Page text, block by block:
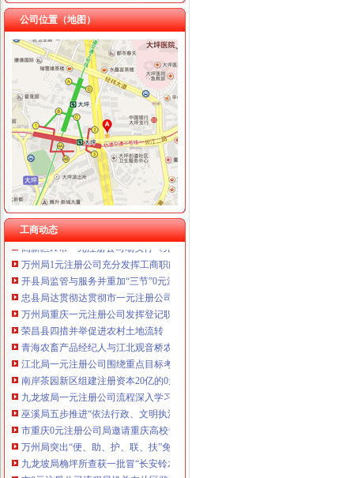
重庆佳技维科技发展有限公司 渝南100万 （进出口权）
上海兆妩贸易有限公司重庆天地分公司 渝中 （工商注册）
公司位置（地图）
工商动态
工商动态
沙坪坝局以四型模范为指针造“四型”0元注册公司领导班子
重庆工商系统充分发扬团结互助精大力开展对四川灾区的1元注册公司援助工作
南岸局重庆0元注册公司四公里工商所推行办案新模式率先实现基层执法能力指
沙坪坝局抓住“五个关键”0元注册公司流程推动重点工作全面开展
江津局“两手抓”一元注册公司流程积构建食品安全监管长效机制
彭水局重庆0元注册公司隆重纪念3.15国际消费者权益日
高新区IT市一元注册公司场实行《先行赔付制度》
万州局1元注册公司充分发挥工商职能大力推进就业与再就业工程成效显著
开县局监管与服务并重加“三节”0元注册公司流程市场监管
忠县局达贯彻达贯彻市一元注册公司委三届四次全委会和学习实践科学发展观
万州局重庆一元注册公司发挥登记职能支持企业融资18亿元
荣昌县四措并举促进农村土地流转
青海农畜产品经纪人与江北观音桥农贸市重庆免费注册公司场经纪人成功实现
江北局一元注册公司围绕重点目标考核着力扶持著名商标和驰名商标发展
南岸茶园新区组建注册资本20亿的0元注册公司企业集团搭建投融资平台
九龙坡局一元注册公司流程深入学习实践科学发展观活着力解决四大重点问题
巫溪局五步推进“依法行政、文明执法、树立形象”免费注册公司专项教育培训工
市重庆0元注册公司局邀请重庆高校专家教授共同研讨电子商务监管工作
万州局突出“便、助、护、联、扶”免费注册公司五字营造优良发展环境造服务型
九龙坡局桷坪所查获一批冒“长安铃木”的重庆一元注册公司后视镜总成
市0元注册公司流程局机关在片区登山比赛中获得第一名